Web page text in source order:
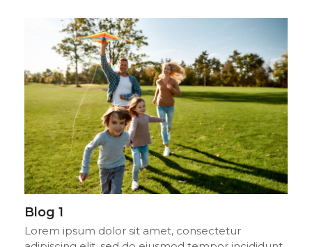
Blog 1
Lorem ipsum dolor sit amet, consectetur